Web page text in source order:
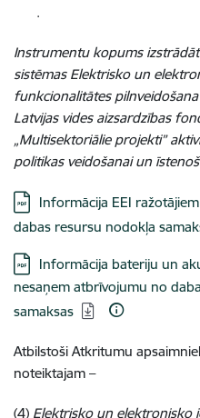
.
Instrumentu kopums
sistēmas Elektrisko un
funkcionalitātes
Latvijas vides aizsardzības
„Multisektoriālie projekti”
politikas veidošanai un
Lejupielādēt:
Informācija EEI
dabas resursu nodokļa
Lejupielādēt:
Informācija bateriju un
nesaņem atbrīvojumu no
samaksas
Atbilstoši Atkritumu
noteiktajam –
(4) Elektrisko un elektronisko